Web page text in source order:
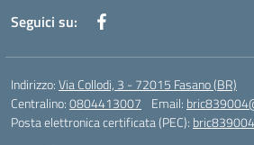
Seguici su:
Indirizzo:Via Collodi, 3 - 72015 Fasano (BR)
Centralino:0804413007 Email:
Posta elettronica certificata (PEC):